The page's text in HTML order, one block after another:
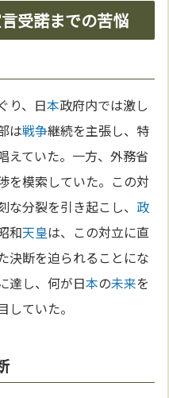
受諾までの苦悩
り、日本政府内では激し
は戦争継続を主張し、特
えていた。一方、外務省
を模索していた。この対
な分裂を引き起こし、 政
和天皇は、この対立に直
決断を迫られることにな
達し、何が日本の未来を
ていた。